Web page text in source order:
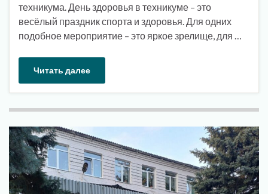
техникума. День здоровья в техникуме – это
весёлый праздник спорта и здоровья. Для одних
подобное мероприятие – это яркое зрелище, для …
Читать далее